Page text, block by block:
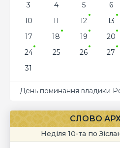
3
4 5 6
10
11 12 13
17
18 19 20
24
25 26 27
31
День поминання владики
СЛОВО
Неділя 10-та по